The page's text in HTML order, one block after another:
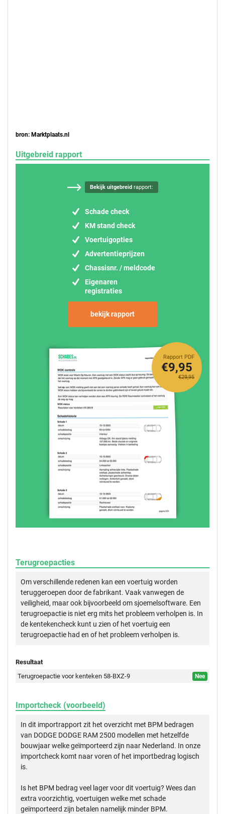
bron: Marktplaats.nl
Uitgebreid rapport
Bekijk uitgebreidrapport:
Schade check
KM stand check
Voertuigopties
Advertentieprijzen
Chassisnr. / meldcode
Eigenaren
registraties
bekijk rapport
Rapport PDF
€29,95
€9,95
Terugroepacties
Om verschillende redenen kan een voertuig worden
teruggeroepen door de fabrikant. Vaak vanwegen de
veiligheid, maar ook bijvoorbeeld om sjoemelsoftware. Een
terugroepactie is niet erg mits het probleem verholpen is. In
de kentekencheck kunt u zien of het voertuig een
terugroepactie had en of het probleem verholpen is.
Resultaat
Terugroepactie voor kenteken 58-BXZ-9
Nee
Importcheck (voorbeeld)
In dit importrapport zit het overzicht met BPM bedragen
van DODGE DODGE RAM 2500 modellen met hetzelfde
bouwjaar welke geïmporteerd zijn naar Nederland. In onze
importcheck komt naar voren of het importbedrag logisch
is.
Is het BPM bedrag veel lager voor dit voertuig? Wees dan
extra voorzichtig, voertuigen welke met schade
geïmporteerd zijn betalen namelijk minder BPM.